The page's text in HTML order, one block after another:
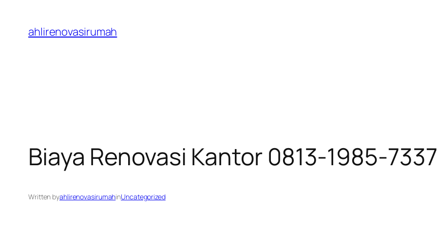
content
ahlirenovasirumah
Biaya Renovasi Kantor 0813-1985-7337
Written byahlirenovasirumahinUncategorized